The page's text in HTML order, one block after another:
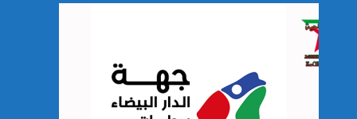
إدارة السجن المحلي واد زم تفند
مزاعم بخصوص وفاة سجين